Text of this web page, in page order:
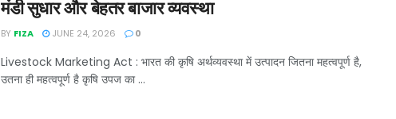
मंडी सुधार और बेहतर बाजार व्यवस्था
BY FIZA JUNE 24, 2026 0
Livestock Marketing Act : भारत की कृषि अर्थव्यवस्था में उत्पादन जितना महत्वपूर्ण है,
उतना ही महत्वपूर्ण है कृषि उपज का ...